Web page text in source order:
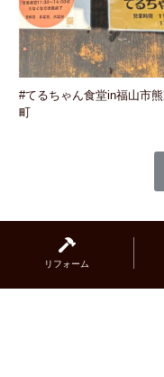
#てるちゃん食堂in福山市
町
リフォーム